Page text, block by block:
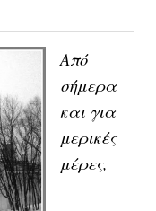
Από
σήμερα
και για
μερικές
μέρες,